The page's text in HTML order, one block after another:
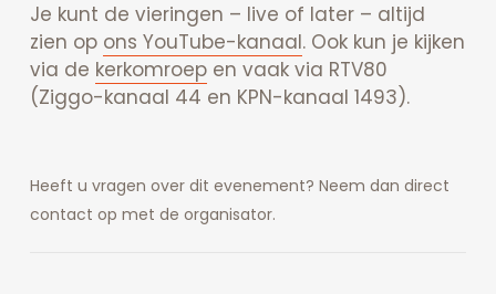
Je kunt de vieringen – live of later – altijd
zien op ons YouTube-kanaal. Ook kun je kijken
via de kerkomroepen vaak via RTV80
(Ziggo-kanaal 44 en KPN-kanaal 1493).
Heeft u vragen over dit evenement? Neem dan direct
contact op met de organisator.